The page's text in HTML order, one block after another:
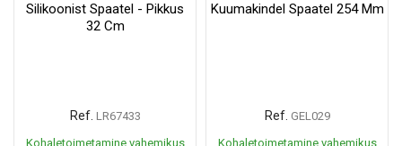
Silikoonist Spaatel - Pikkus
32 Cm
Ref. LR67433
Kohaletoimetamine vahemikus
Kuumakindel Spaatel 254 Mm
Ref. GEL029
Kohaletoimetamine vahemikus